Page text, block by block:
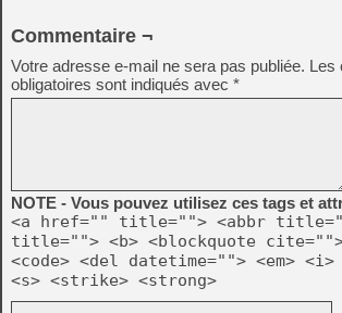
Commentaire ¬
Votre adresse e-mail ne sera pas publiée. Les
obligatoires sont indiqués avec *
NOTE - Vous pouvez utilisez ces tags et
<a href="" title=""> <abbr
title=""> <b> <blockquote
<code> <del datetime=""> <em>
<s> <strike> <strong>